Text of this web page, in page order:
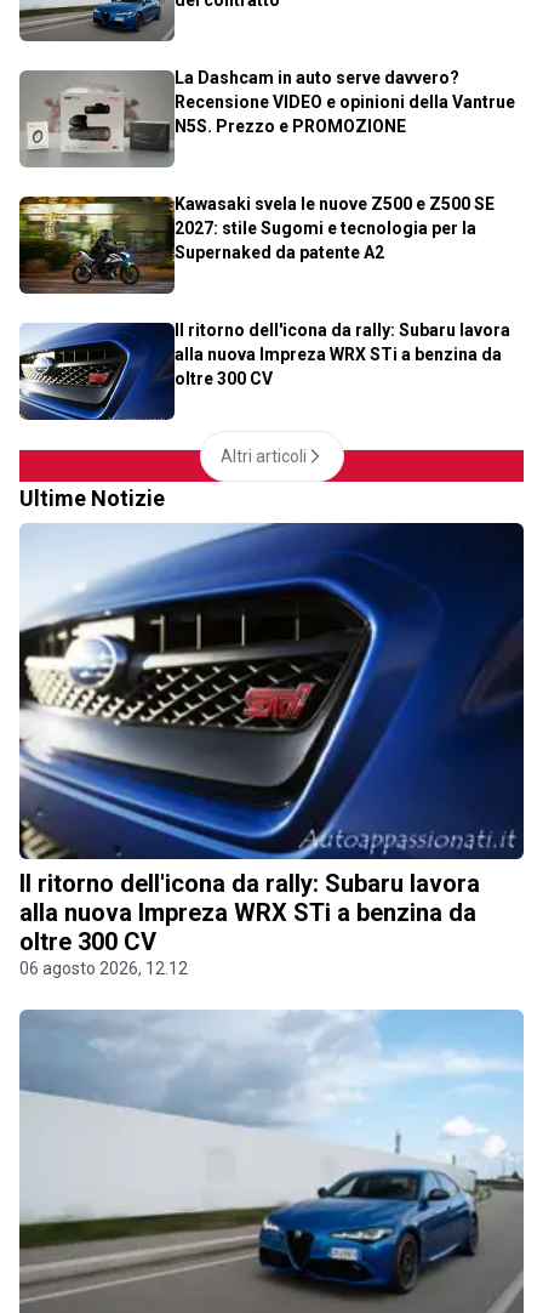
La Dashcam in auto serve davvero?
Recensione VIDEO e opinioni della Vantrue
N5S. Prezzo e PROMOZIONE
Kawasaki svela le nuove Z500 e Z500 SE
2027: stile Sugomi e tecnologia per la
Supernaked da patente A2
Il ritorno dell'icona da rally: Subaru lavora
alla nuova Impreza WRX STi a benzina da
oltre 300 CV
Altri articoli
Ultime Notizie
Il ritorno dell'icona da rally: Subaru lavora
alla nuova Impreza WRX STi a benzina da
oltre 300 CV
06 agosto 2026, 12.12